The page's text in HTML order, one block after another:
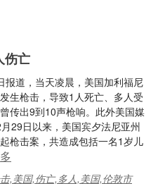
伤亡
道，当天凌晨，美国加利福尼
生枪击，导致1人死亡、多人受
传出9到10声枪响。此外美国媒
29日以来，美国宾夕法尼亚州
枪击案，共造成包括一名1岁儿
,美国,伤亡,多人,美国,伦敦市